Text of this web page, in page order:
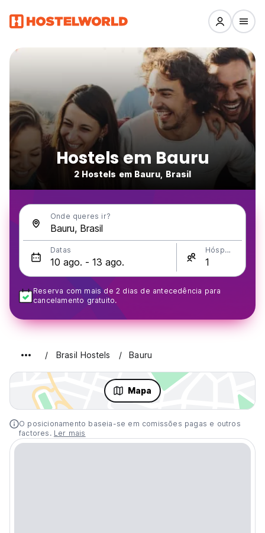
Hostels em Bauru
2 Hostels em Bauru, Brasil
Onde queres ir?
Datas Hóspedes
Reserva com mais de 2 dias de antecedência para
cancelamento gratuito.
Brasil Hostels Bauru
Mapa
O posicionamento baseia-se em comissões pagas e outros
factores. Ler mais